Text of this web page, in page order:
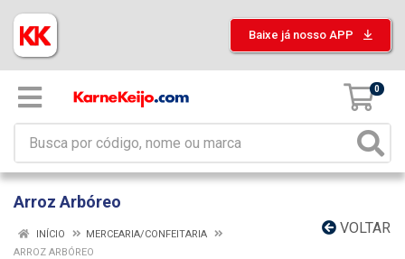
Baixe já nosso APP
0
Arroz Arbóreo
VOLTAR
INÍCIO
MERCEARIA/CONFEITARIA
ARROZ ARBÓREO